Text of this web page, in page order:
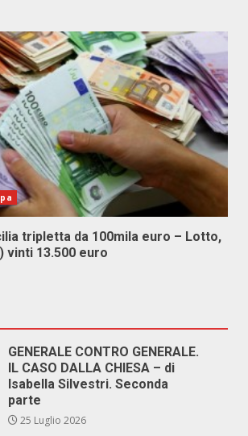
tripletta da 100mila euro – Lotto,
vinti 13.500 euro
GENERALE CONTRO GENERALE.
IL CASO DALLA CHIESA – di
Isabella Silvestri. Seconda
parte
25 Luglio 2026